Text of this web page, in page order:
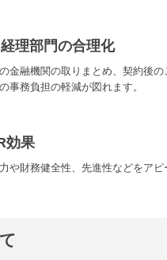
理部門の合理化
金融機関の取りまとめ、契約後
事務負担の軽減が図れます。
効果
や財務健全性、先進性などをア